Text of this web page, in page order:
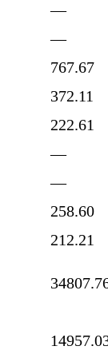
—
—
767.67
372.11
222.61
—
—
258.60
212.21